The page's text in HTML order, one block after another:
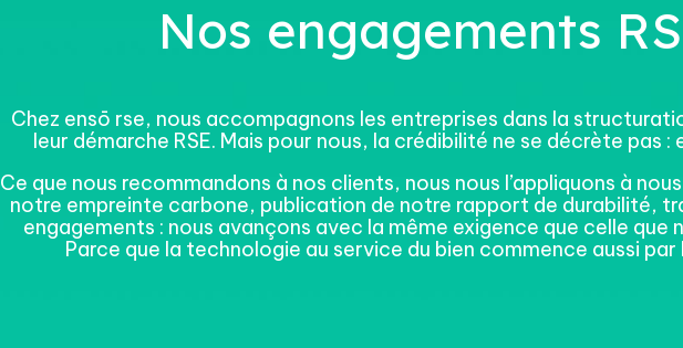
Nos engagements
Chez ensō rse, nous accompagnons les entreprises dans la
leur démarche RSE. Mais pour nous, la crédibilité ne se décrète pas :
Ce que nous recommandons à nos clients, nous nous l’appliquons à
notre empreinte carbone, publication de notre rapport de durabilité,
engagements : nous avançons avec la même exigence que celle que
Parce que la technologie au service du bien commence aussi par